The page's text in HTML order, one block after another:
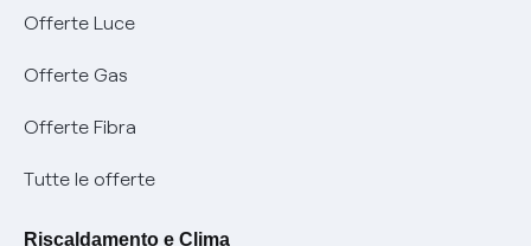
SOS luce e gas
Conciliazioni e risoluzione delle controversie
Negoziazione paritetica
Informazioni Sisma
Pagamenti online facili e veloci con Enel Energia
Moduli e documenti
Modulistica reclami
Documenti Fibra
Offerte Luce
Offerte Gas
Offerte Fibra
Tutte le offerte
Riscaldamento e Clima